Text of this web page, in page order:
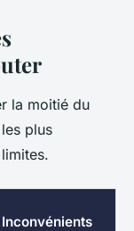
la moitié du
plus
Inconvénients